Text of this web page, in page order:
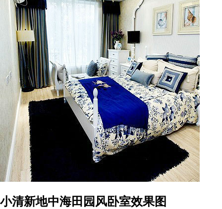
小清新地中海田园风卧室效果图